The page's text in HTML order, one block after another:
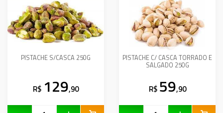
PISTACHE S/CASCA 250G
R$ 129,90
PISTACHE C/ CASCA TORRADO E
SALGADO 250G
R$ 59,90